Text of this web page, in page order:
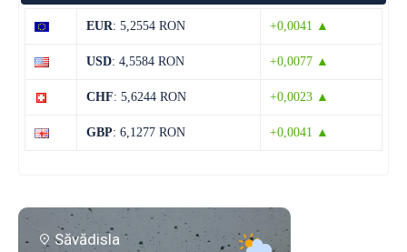
EUR: 5,2554 RON +0,0041 ▲
USD: 4,5584 RON +0,0077 ▲
CHF: 5,6244 RON +0,0023 ▲
GBP: 6,1277 RON +0,0041 ▲
Săvădisla